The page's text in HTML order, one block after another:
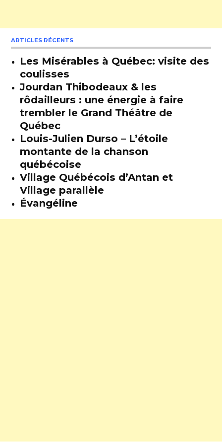
ARTICLES RÉCENTS
Les Misérables à Québec: visite des
coulisses
Jourdan Thibodeaux & les
rôdailleurs : une énergie à faire
trembler le Grand Théâtre de
Québec
Louis-Julien Durso – L’étoile
montante de la chanson
québécoise
Village Québécois d’Antan et
Village parallèle
Évangéline